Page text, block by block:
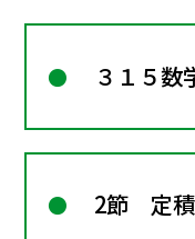
３１５
2節 定